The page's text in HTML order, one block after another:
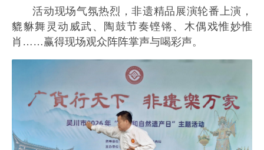
活动现场气氛热烈，非遗精品展演轮番上演，
貔貅舞灵动威武、陶鼓节奏铿锵、木偶戏惟妙惟
肖……赢得现场观众阵阵掌声与喝彩声。